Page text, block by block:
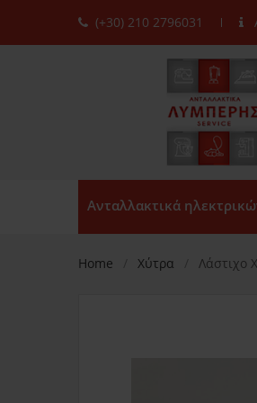
(+30) 210 2796031
Ανταλλακτικά
Home Χύτρα Λάστιχο